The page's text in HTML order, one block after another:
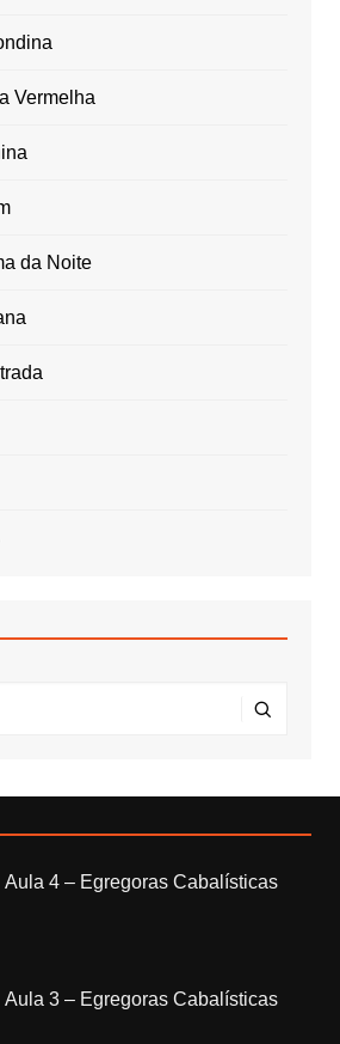
Vermelha
da Noite
Aula 4 – Egregoras Cabalísticas
Aula 3 – Egregoras Cabalísticas